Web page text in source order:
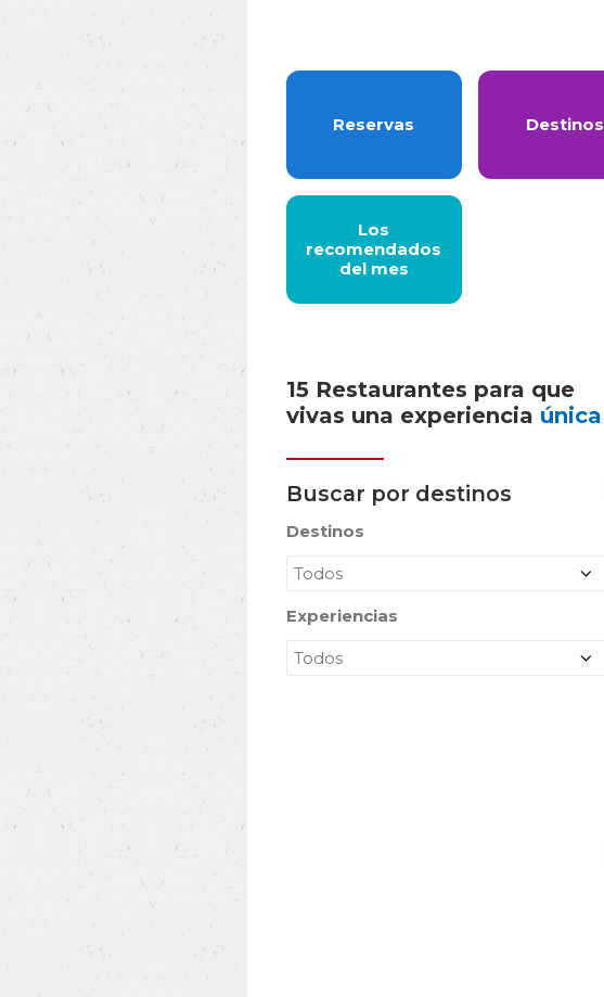
Reservas Destinos
Los
recomendados
del mes
15 Restaurantes para que
vivas una experiencia única
Buscar por destinos
Destinos
Experiencias